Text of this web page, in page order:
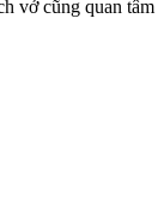
vở cũng quan tâm